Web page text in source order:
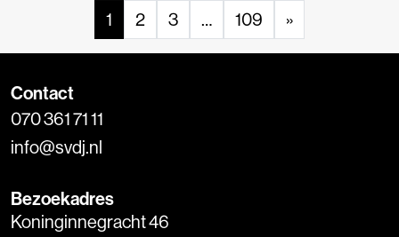
1 2 3 … 109 »
Contact
070 361 71 11
info@svdj.nl
Bezoekadres
Koninginnegracht 46